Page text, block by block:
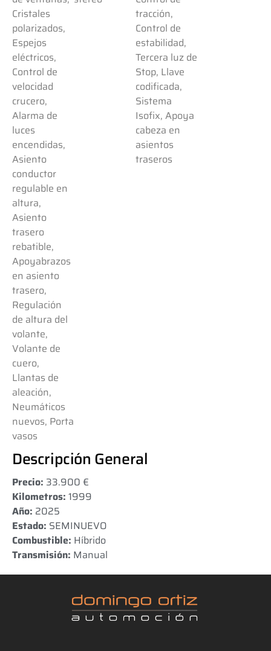
Cristales
polarizados,
Espejos
eléctricos,
Control de
velocidad
crucero,
Alarma de
luces
encendidas,
Asiento
conductor
regulable en
altura,
Asiento
trasero
rebatible,
Apoyabrazos
en asiento
trasero,
Regulación
de altura del
volante,
Volante de
cuero,
Llantas de
aleación,
Neumáticos
nuevos, Porta
vasos
tracción,
Control de
estabilidad,
Tercera luz de
Stop, Llave
codificada,
Sistema
Isofix, Apoya
cabeza en
asientos
traseros
Descripción General
Precio: 33.900 €
Kilometros: 1999
Año: 2025
Estado: SEMINUEVO
Combustible: Híbrido
Transmisión: Manual